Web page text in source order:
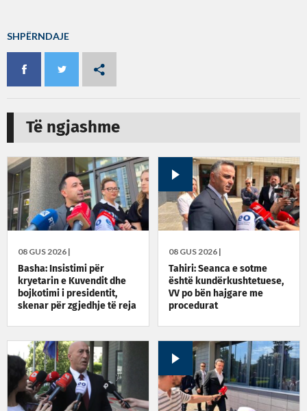
SHPËRNDAJE
Të ngjashme
08 GUS 2026 |
Basha: Insistimi për
kryetarin e Kuvendit dhe
bojkotimi i presidentit,
skenar për zgjedhje të reja
08 GUS 2026 |
Tahiri: Seanca e sotme
është kundërkushtetuese,
VV po bën hajgare me
procedurat